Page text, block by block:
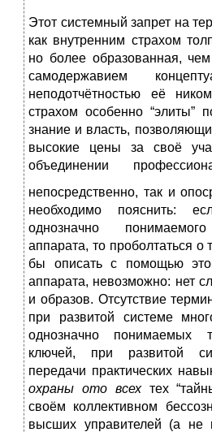
Этот системный запрет на
как внутренним страхом
но более образованная,
самодержавием
неподотчётностью её
страхом особенно “элиты”
знание и власть,
высокие цены за своё
объединении
непосредственно, так и
необходимо пояснить:
однозначно понимаемого
аппарата, то проболтаться
бы описать с помощью
аппарата, невозможно: нет
и образов. Отсутствие
при развитой системе
однозначно понимаемых
ключей, при развитой
передачи практических
охраны ото всехтех
своём коллективном
высших управителей (а не